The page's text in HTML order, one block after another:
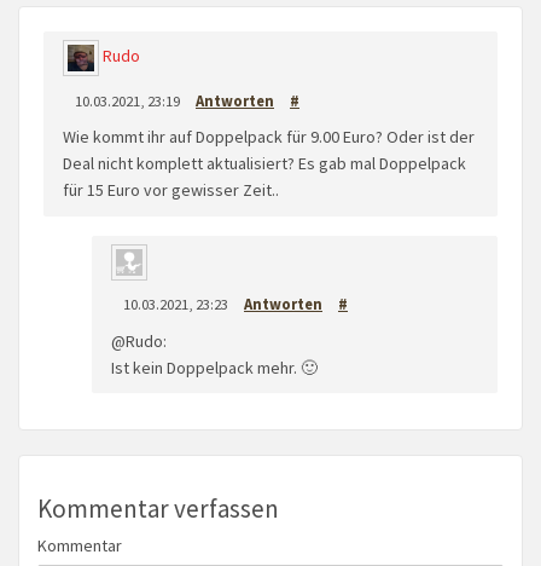
Rudo
10.03.2021, 23:19 Antworten #
Wie kommt ihr auf Doppelpack für 9.00 Euro? Oder ist der
Deal nicht komplett aktualisiert? Es gab mal Doppelpack
für 15 Euro vor gewisser Zeit..
10.03.2021, 23:23 Antworten #
@Rudo:
Ist kein Doppelpack mehr. 🙂
Kommentar verfassen
Kommentar